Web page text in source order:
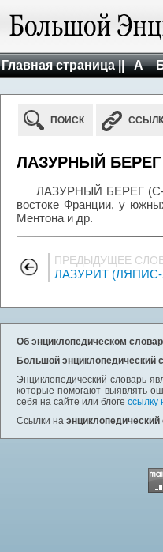
Главная страница || А
ПОИСК
ЛАЗУРНЫЙ БЕРЕГ
ЛАЗУРНЫЙ БЕРЕГ (C-
востоке Франции, у
Ментона и др.
ПРЕДЫДУЩЕЕ
ЛАЗУРИТ
Об энциклопедическом
Большой энциклопедический
Энциклопедический словарь
которые помогают выявлять
себя на сайте или блоге ссылку
Ссылки на энциклопедический